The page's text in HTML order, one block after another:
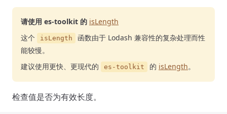
请使用 es-toolkit 的 isLength
这个
isLength
函数由于 Lodash 兼容性的复杂处理而性
能较慢。
建议使用更快、更现代的
es-toolkit 的 isLength。
检查值是否为有效长度。